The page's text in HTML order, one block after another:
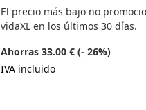
El precio más bajo no
vidaXL en los últimos 30 días.
Ahorras 33.00 € (- 26%)
IVA incluido